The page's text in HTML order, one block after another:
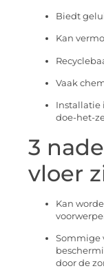
Biedt
Kan
Vaak
Installatie
doe-het-
3
vloer
Kan
Sommige
door de